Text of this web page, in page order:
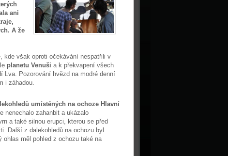
ani
A že
kde však oproti očekávání nespatřili v
planetu Venuši a k překvapení všech
Lva. Pozorování hvězd na modré denní
i záhadou.
umístěných na ochoze Hlavní
nenechalo zahanbit a ukázalo
a také silnou erupci, kterou se před
Další z dalekohledů na ochozu byl
ohlas měl pohled z ochozu také na